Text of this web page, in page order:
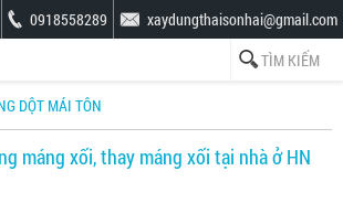
xaydungthaisonhai@gmail.com
0918558289
DỘT MÁI TÔN
máng xối, thay máng xối tại nhà ở HN